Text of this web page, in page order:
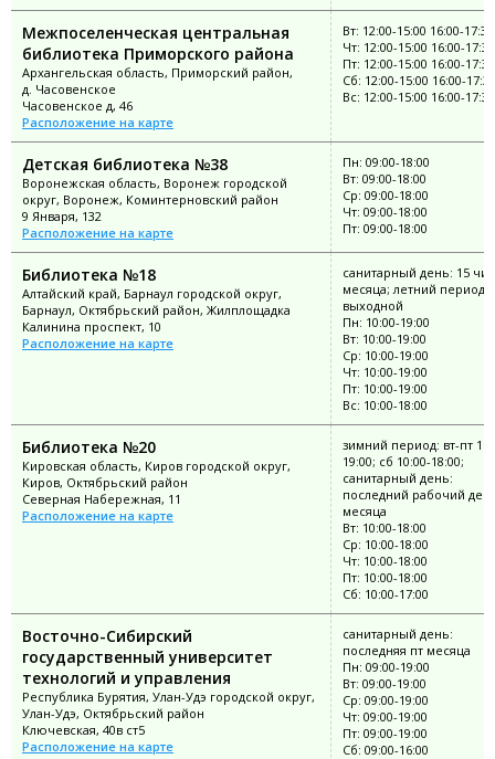
Межпоселенческая центральная
библиотека Приморского района
Архангельская область, Приморский район,
д. Часовенское
Часовенское д, 46
Расположение на карте
Вт: 12:00-15:00 16:00-17:30
Чт: 12:00-15:00 16:00-17:30
Пт: 12:00-15:00 16:00-17:30
Сб: 12:00-15:00 16:00-17:30
Вс: 12:00-15:00 16:00-17:30
Детская библиотека №38
Воронежская область, Воронеж городской
округ, Воронеж, Коминтерновский район
9 Января, 132
Расположение на карте
Пн: 09:00-18:00
Вт: 09:00-18:00
Ср: 09:00-18:00
Чт: 09:00-18:00
Пт: 09:00-18:00
Библиотека №18
Алтайский край, Барнаул городской округ,
Барнаул, Октябрьский район, Жилплощадка
Калинина проспект, 10
Расположение на карте
санитарный день: 15
месяца; летний период:
выходной
Пн: 10:00-19:00
Вт: 10:00-19:00
Ср: 10:00-19:00
Чт: 10:00-19:00
Пт: 10:00-19:00
Вс: 10:00-18:00
Библиотека №20
Кировская область, Киров городской округ,
Киров, Октябрьский район
Северная Набережная, 11
Расположение на карте
зимний период: вт-пт
19:00; сб 10:00-18:00;
санитарный день:
последний рабочий
месяца
Вт: 10:00-18:00
Ср: 10:00-18:00
Чт: 10:00-18:00
Пт: 10:00-18:00
Сб: 10:00-17:00
Восточно-Сибирский
государственный университет
технологий и управления
Республика Бурятия, Улан-Удэ городской округ,
Улан-Удэ, Октябрьский район
Ключевская, 40в ст5
Расположение на карте
санитарный день:
последняя пт месяца
Пн: 09:00-19:00
Вт: 09:00-19:00
Ср: 09:00-19:00
Чт: 09:00-19:00
Пт: 09:00-19:00
Сб: 09:00-16:00